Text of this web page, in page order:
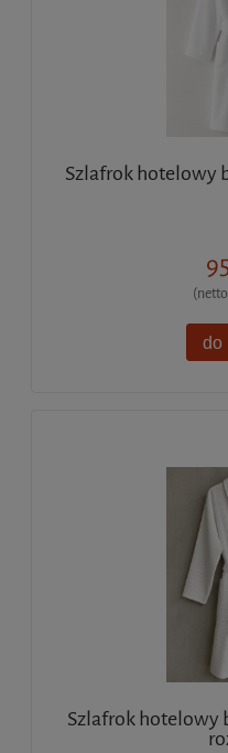
Szlafrok hotelowy
do
Szlafrok hotelowy